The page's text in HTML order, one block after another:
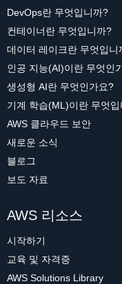
DevOps란 무엇입니까?
컨테이너란 무엇입니까?
데이터 레이크란 무엇입니
인공 지능(AI)이란 무엇인
생성형 AI란 무엇인가요?
기계 학습(ML)이란 무엇
AWS 클라우드 보안
새로운 소식
블로그
보도 자료
AWS 리소스
시작하기
교육 및 자격증
AWS Solutions Library